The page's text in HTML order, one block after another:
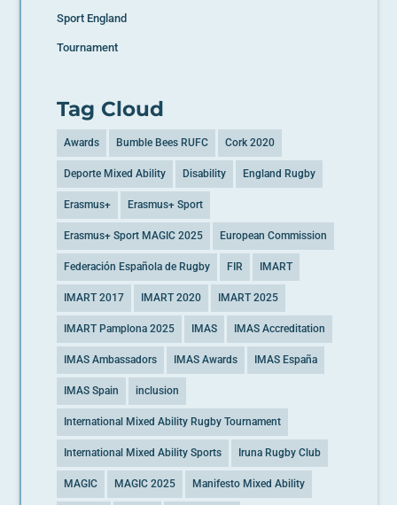
Sport England
Tournament
Tag Cloud
Awards Bumble Bees RUFC Cork 2020
Deporte Mixed Ability Disability England Rugby
Erasmus+ Erasmus+ Sport
Erasmus+ Sport MAGIC 2025 European Commission
Federación Española de Rugby FIR IMART
IMART 2017 IMART 2020 IMART 2025
IMART Pamplona 2025 IMAS IMAS Accreditation
IMAS Ambassadors IMAS Awards IMAS España
IMAS Spain inclusion
International Mixed Ability Rugby Tournament
International Mixed Ability Sports Iruna Rugby Club
MAGIC MAGIC 2025 Manifesto Mixed Ability